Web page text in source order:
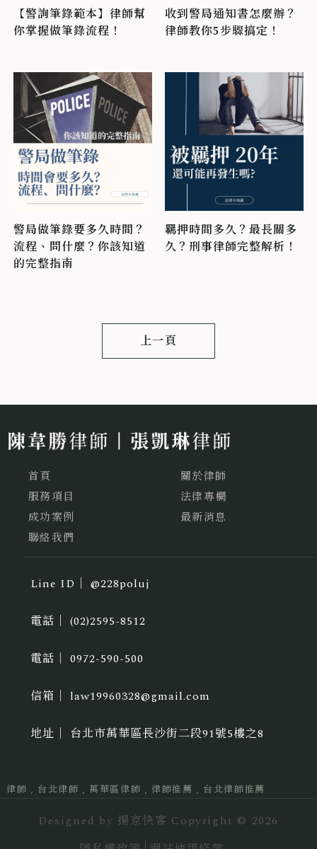
【警詢筆錄範本】律師幫
你掌握做筆錄流程！
收到警局通知書怎麼辦？
律師教你5步驟搞定！
警局做筆錄要多久時間？
流程、問什麼？你該知道
的完整指南
羈押時間多久？最長關多
久？刑事律師完整解析！
上一頁
@228poluj
(02)2595-8512
0972-590-500
law19960328@gmail.com
台北市萬華區長沙街二段91號5樓之8
首頁
關於律師
服務項目
法律專欄
成功案例
最新消息
聯絡我們
律師 台北律師 萬華區律師 律師推薦 台北律師推薦
Designed by 揚京快客 Copyright © 2026